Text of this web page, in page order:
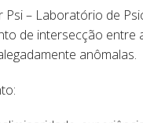
Psi – Laboratório de
de intersecção entre
anômalas.